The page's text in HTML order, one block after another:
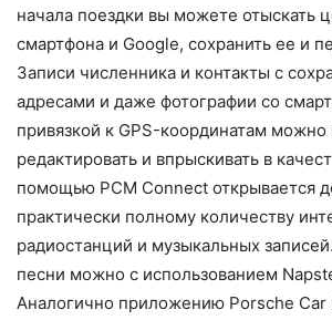
начала поездки вы можете отыскать
смартфона и Google, сохранить ее и
Записи численника и контакты с
адресами и даже фотографии со
привязкой к GPS-координатам можно
редактировать и впрыскивать в
помощью PCM Connect открывается
практически полному количеству
радиостанций и музыкальных
песни можно с использованием
Аналогично приложению Porsche Car